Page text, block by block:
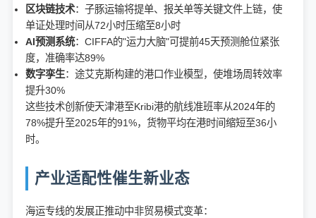
区块链技术：子豚运输将提单、报关单等关键文件上链，使
单证处理时间从72小时压缩至8小时
AI预测系统：CIFFA的"运力大脑"可提前45天预测舱位紧张
度，准确率达89%
数字孪生：途艾克斯构建的港口作业模型，使堆场周转效率
提升30%
这些技术创新使天津港至Kribi港的航线准班率从2024年的
78%提升至2025年的91%，货物平均在港时间缩短至36小
时。
产业适配性催生新业态
海运专线的发展正推动中非贸易模式变革：